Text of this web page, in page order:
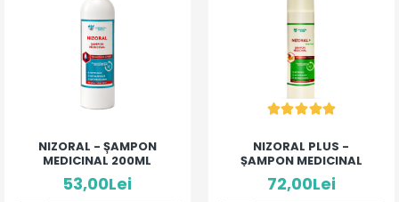
NIZORAL - ȘAMPON
MEDICINAL 200ML
53,00Lei
NIZORAL PLUS -
ȘAMPON MEDICINAL
(OVĂZ ȘI MANGO)
72,00Lei